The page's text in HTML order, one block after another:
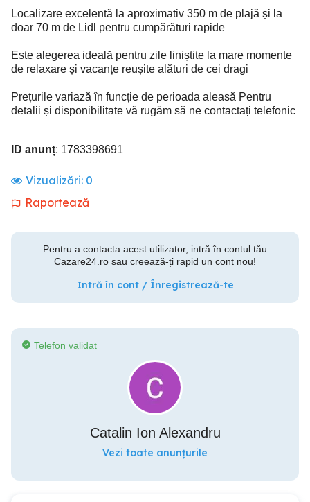
Localizare excelentă la aproximativ 350 m de plajă și la
doar 70 m de Lidl pentru cumpărături rapide
Este alegerea ideală pentru zile liniștite la mare momente
de relaxare și vacanțe reușite alături de cei dragi
Prețurile variază în funcție de perioada aleasă Pentru
detalii și disponibilitate vă rugăm să ne contactați telefonic
ID anunț: 1783398691
Vizualizări: 0
Raportează
Pentru a contacta acest utilizator, intră în contul tău
Cazare24.ro sau creează-ți rapid un cont nou!
Intră în cont / Înregistrează-te
Telefon validat
Catalin Ion Alexandru
Vezi toate anunțurile